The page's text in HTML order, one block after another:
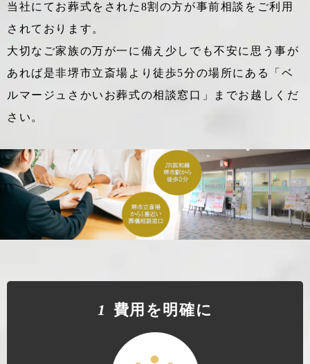
当社にてお葬式をされた8割の方が事前相談をご利用
されております。
大切なご家族の万が一に備え少しでも不安に思う事が
あれば是非堺市立斎場より徒歩5分の場所にある「ベ
ルマージュさかいお葬式の相談窓口」までお越しくだ
さい。
1 費⽤を明確に